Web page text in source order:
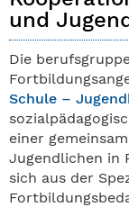
und
Die
Schule –
einer
Jugendlichen in
sich aus der